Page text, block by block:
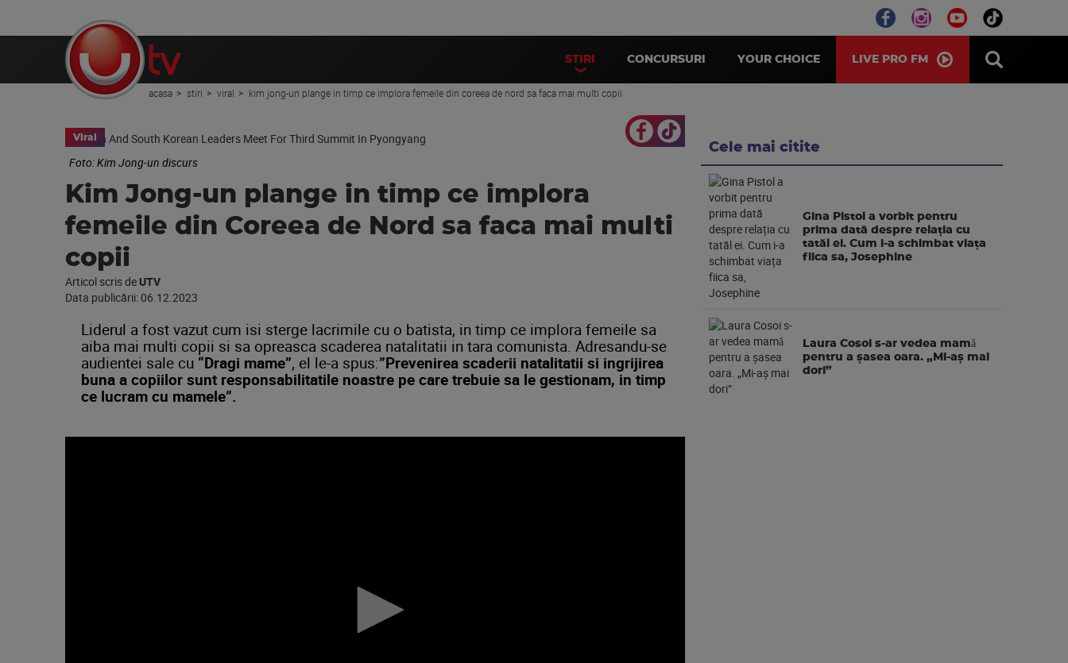
STIRI CONCURSURI YOUR CHOICE LIVE PRO FM
acasa stiri viral kim jong-un plange in timp ce implora femeile din coreea de nord sa faca mai multi copii
Viral
Foto: Kim Jong-un discurs
Kim Jong-un plange in timp ce implora
femeile din Coreea de Nord sa faca mai multi
copii
Articol scris de UTV
Data publicării: 06.12.2023
Liderul a fost vazut cum isi sterge lacrimile cu o batista, in timp ce implora femeile sa
aiba mai multi copii si sa opreasca scaderea natalitatii in tara comunista. Adresandu-se
audientei sale cu “Dragi mame”, el le-a spus:”Prevenirea scaderii natalitatii si ingrijirea
buna a copiilor sunt responsabilitatile noastre pe care trebuie sa le gestionam, in timp
ce lucram cu mamele”.
Cele mai citite
Gina Pistol a vorbit pentru
prima dată despre relația cu
tatăl ei. Cum i-a schimbat viața
fiica sa, Josephine
Laura Cosoi s-ar vedea mamǎ
pentru a şasea oara. „Mi-aș mai
dori”